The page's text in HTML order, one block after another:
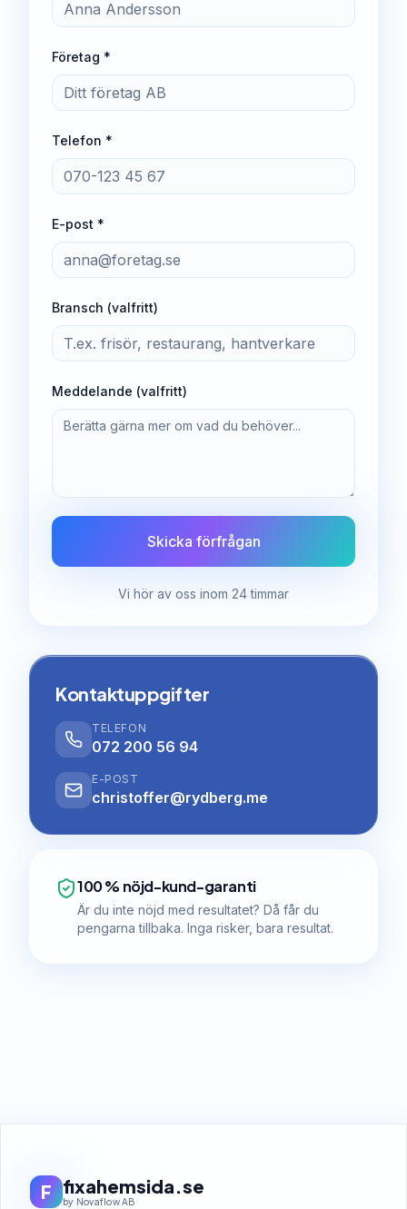
Företag *
Telefon *
E-post *
Bransch (valfritt)
Meddelande (valfritt)
Skicka förfrågan
Vi hör av oss inom 24 timmar
Kontaktuppgifter
TELEFON
072 200 56 94
E-POST
christoffer@rydberg.me
100 % nöjd-kund-garanti
Är du inte nöjd med resultatet? Då får du
pengarna tillbaka. Inga risker, bara resultat.
F fixahemsida.se
by Novaflow AB